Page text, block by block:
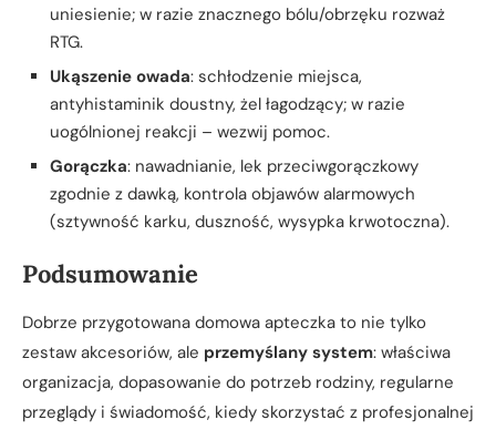
uniesienie; w razie znacznego bólu/obrzęku rozważ
RTG.
Ukąszenie owada: schłodzenie miejsca,
antyhistaminik doustny, żel łagodzący; w razie
uogólnionej reakcji – wezwij pomoc.
Gorączka: nawadnianie, lek przeciwgorączkowy
zgodnie z dawką, kontrola objawów alarmowych
(sztywność karku, duszność, wysypka krwotoczna).
Podsumowanie
Dobrze przygotowana domowa apteczka to nie tylko
zestaw akcesoriów, ale przemyślany system: właściwa
organizacja, dopasowanie do potrzeb rodziny, regularne
przeglądy i świadomość, kiedy skorzystać z profesjonalnej